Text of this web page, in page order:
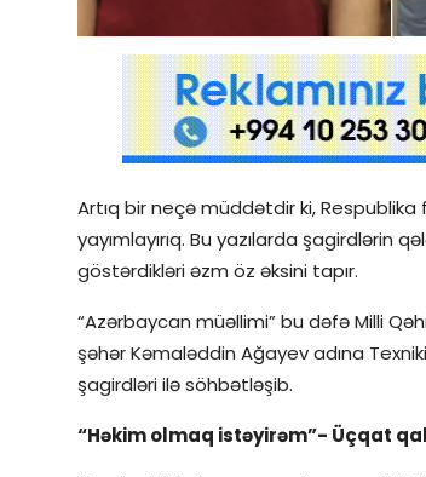
Artıq bir neçə müddətdir ki, Respublika
yayımlayırıq. Bu yazılarda şagirdlərin
göstərdikləri əzm öz əksini tapır.
“Azərbaycan müəllimi” bu dəfə Milli
şəhər Kəmaləddin Ağayev adına
şagirdləri ilə söhbətləşib.
“Həkim olmaq istəyirəm”- Üçqat